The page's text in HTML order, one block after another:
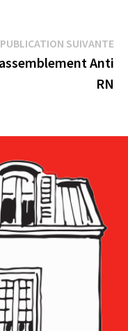
:
PUBLICATION SUIVANTE
Anti
RN